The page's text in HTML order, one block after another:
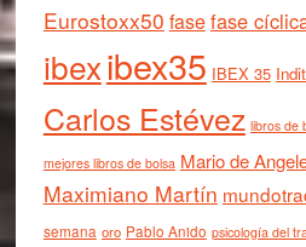
Eurostoxx50 fasefase
ibexibex35 IBEX 35
Carlos Estévez libros de
mejores libros de bolsa Mario de
Maximiano Martín
semana oro Pablo Anido psicología del